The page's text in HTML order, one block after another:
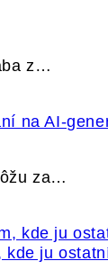
z…
za…
kde ju